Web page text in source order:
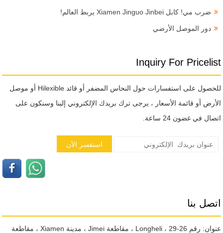
ضرب مي! كابل Xiamen Jinguo Jinbei يربط العالم!
دور الموصل الأرضي
Inquiry For Pricelist
للحصول على استفسارات حول النحاس المضفر أو قائد Hilexible أو موصل
الأرض أو قائمة الأسعار ، يرجى ترك بريدك الإلكتروني إلينا وسنكون على
اتصال في غضون 24 ساعة.
اتصل بنا
عنوان: رقم 26-29 ، Longheli ، مقاطعة Jimei ، مدينة Xiamen ، مقاطعة